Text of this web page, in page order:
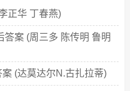
正华 丁春燕)
答案 (周三多 陈传明 鲁明
(达莫达尔N.古扎拉蒂)